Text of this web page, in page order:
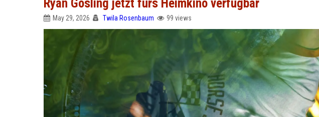
Ryan Gosling jetzt fürs Heimkino verfügbar
May 29, 2026 Twila Rosenbaum 99 views